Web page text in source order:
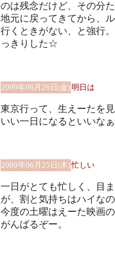
のは残念だけど、その分
地元に戻ってきてから、
行くときがない、と強行
っきりした☆
2009年06月26日(金)明日は
東京行って、生えーたを見
いい一日になるといいなぁ
2009年06月25日(木)忙しい
一日がとても忙しく、目ま
が、割と気持ちはハイな
今度の土曜はえーた映画の
がんばるぞー。